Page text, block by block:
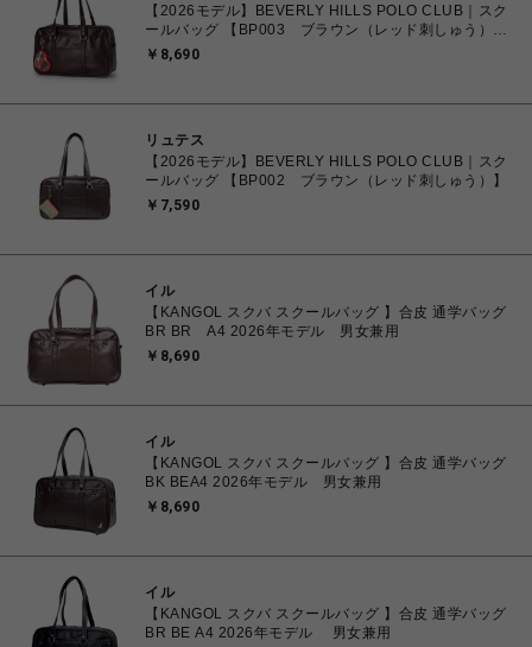
【2026モデル】BEVERLY HILLS POLO CLUB｜スク
ールバッグ 【BP003 ブラウン（レッド刺しゅう）】
BP003（ステラシリーズ・2層式）
￥8,690
リュテス
【2026モデル】BEVERLY HILLS POLO CLUB｜スク
ールバッグ 【BP002 ブラウン（レッド刺しゅう）】
￥7,590
イル
【KANGOL スクバ スクールバッグ 】合皮 通学バッグ
BR BR A4 2026年モデル 男女兼用
￥8,690
イル
【KANGOL スクバ スクールバッグ 】合皮 通学バッグ
BK BEA4 2026年モデル 男女兼用
￥8,690
イル
【KANGOL スクバ スクールバッグ 】合皮 通学バッグ
BR BE A4 2026年モデル 男女兼用